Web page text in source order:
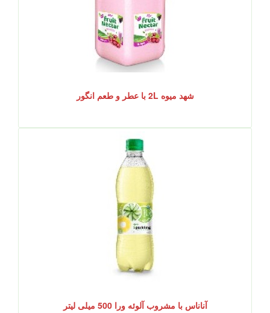
شهد میوه 2L با عطر و طعم انگور
آناناس با مشروب آلوئه ورا 500 میلی لیتر